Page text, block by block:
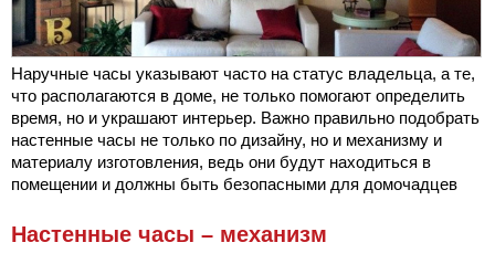
Наручные часы указывают часто на статус владельца, а те,
что располагаются в доме, не только помогают определить
время, но и украшают интерьер. Важно правильно подобрать
настенные часы не только по дизайну, но и механизму и
материалу изготовления, ведь они будут находиться в
помещении и должны быть безопасными для домочадцев
Настенные часы – механизм